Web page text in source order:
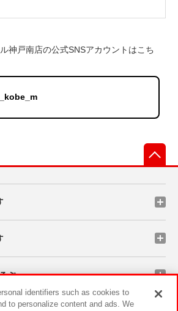
神戸南店の公式SNSアカウントはこち
ぶ
identifiers such as cookies to
to personalize content and ads. We